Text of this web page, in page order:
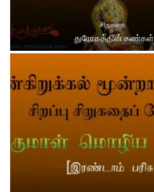
சிறுகதை
துரோகத்தின் கண்கள்